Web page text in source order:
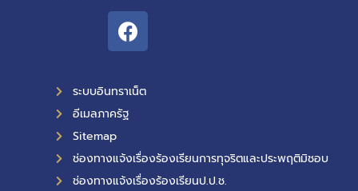
ระบบอินทราเน็ต
อีเมลภาครัฐ
Sitemap
ช่องทางแจ้งเรื่องร้องเรียนการทุจริตและประพฤติมิชอบ
ช่องทางแจ้งเรื่องร้องเรียนป.ป.ช.